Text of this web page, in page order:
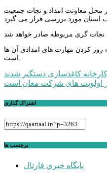
های ۱۷ و ۱۸ خرداد ماه با حضور اعضای کمیته در محل معاونت امداد و نجات جمعیت
روز کردن مهارت‌ های امدادی آن‌ ها
است.
راهبری
نوشته
کاغذسازی دستگیر شدند
اولویت های شرکت مغان است
اشتراک گذاری
برچسب ها
پايگاه خبري قارتال